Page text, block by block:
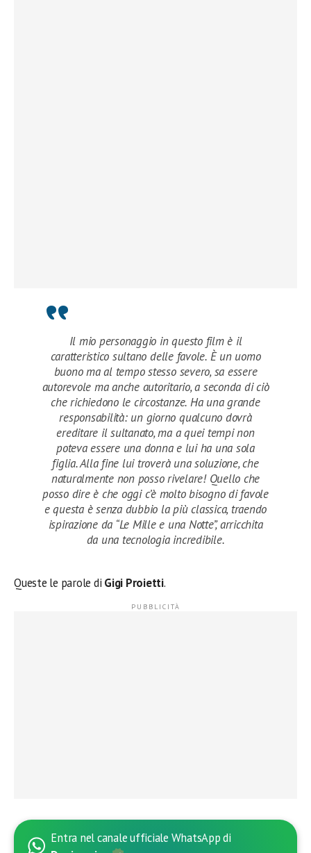
Il mio personaggio in questo film è il
caratteristico sultano delle favole. È un uomo
buono ma al tempo stesso severo, sa essere
autorevole ma anche autoritario, a seconda di ciò
che richiedono le circostanze. Ha una grande
responsabilità: un giorno qualcuno dovrà
ereditare il sultanato, ma a quei tempi non
poteva essere una donna e lui ha una sola
figlia. Alla fine lui troverà una soluzione, che
naturalmente non posso rivelare! Quello che
posso dire è che oggi c’è molto bisogno di favole
e questa è senza dubbio la più classica, traendo
ispirazione da “Le Mille e una Notte”, arricchita
da una tecnologia incredibile.
Queste le parole di Gigi Proietti.
Entra nel canale ufficiale WhatsApp di